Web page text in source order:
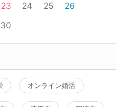
23 24 25
26
30
オンライン婚活